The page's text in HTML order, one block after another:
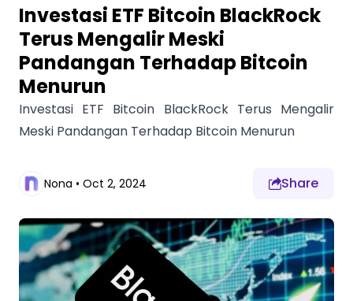
Investasi ETF Bitcoin BlackRock
Terus Mengalir Meski
Pandangan Terhadap Bitcoin
Menurun
Investasi ETF Bitcoin BlackRock Terus Mengalir
Meski Pandangan Terhadap Bitcoin Menurun
Nona • Oct 2, 2024 Share